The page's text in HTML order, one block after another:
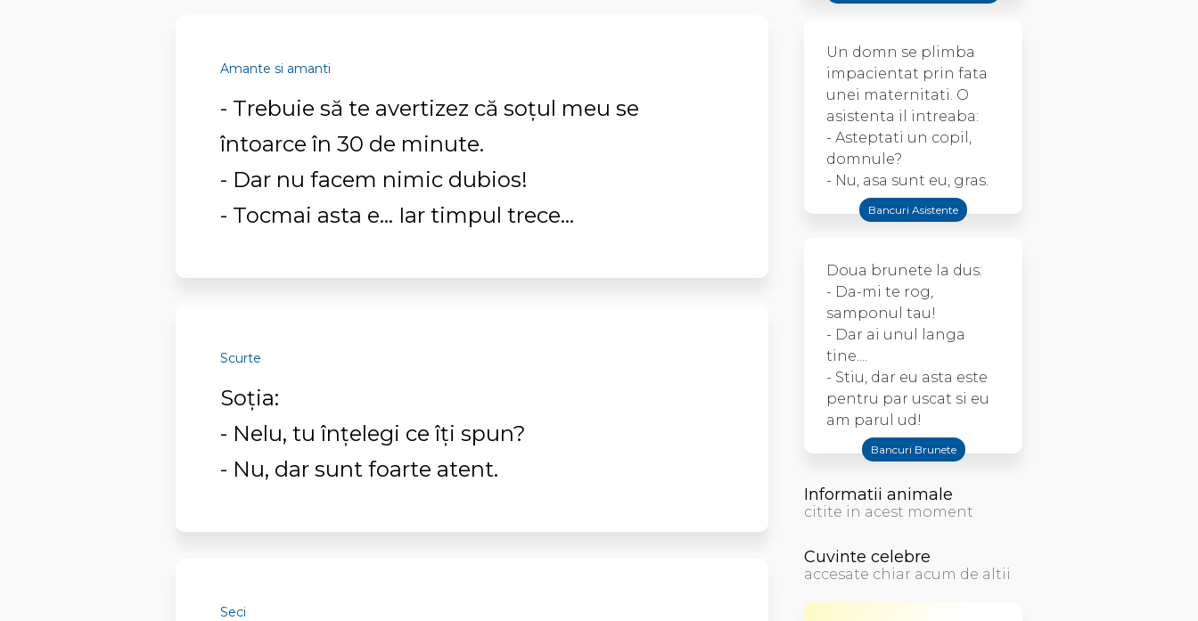
Amante si amanti
- Trebuie să te avertizez că soţul meu se
întoarce în 30 de minute.
- Dar nu facem nimic dubios!
- Tocmai asta e... Iar timpul trece...
Scurte
Soția:
- Nelu, tu înțelegi ce îți spun?
- Nu, dar sunt foarte atent.
Seci
Un domn se plimba
impacientat prin fata
unei maternitati. O
asistenta il intreaba:
- Asteptati un copil,
domnule?
- Nu, asa sunt eu, gras.
Bancuri Asistente
Doua brunete la dus:
- Da-mi te rog,
samponul tau!
- Dar ai unul langa
tine....
- Stiu, dar eu asta este
pentru par uscat si eu
am parul ud!
Bancuri Brunete
Informatii animale
citite in acest moment
Cuvinte celebre
accesate chiar acum de altii